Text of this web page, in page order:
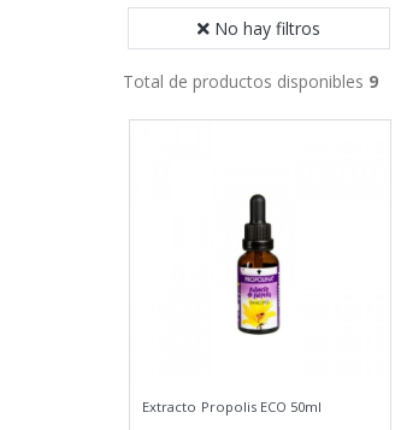
No hay filtros
Total de productos disponibles 9
Extracto Propolis ECO 50ml